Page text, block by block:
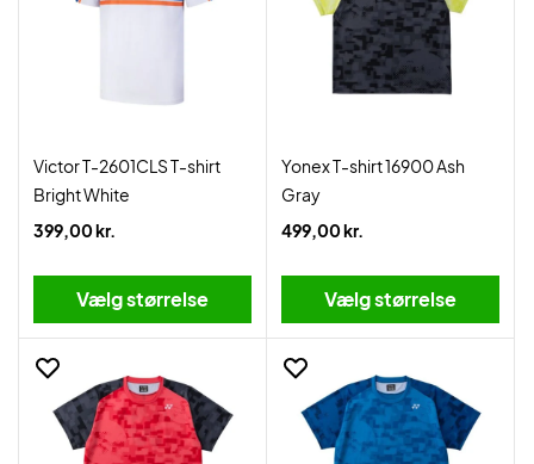
Victor T-2601CLS T-shirt
Bright White
399,00 kr.
Vælg størrelse
Yonex T-shirt 16900 Ash
Gray
499,00 kr.
Vælg størrelse